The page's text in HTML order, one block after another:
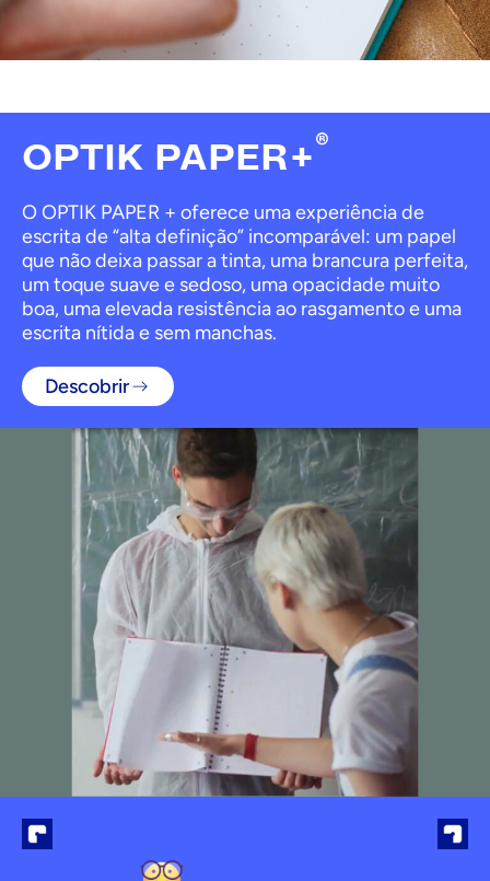
OPTIK PAPER+®
O OPTIK PAPER + oferece uma experiência de
escrita de “alta definição” incomparável: um papel
que não deixa passar a tinta, uma brancura perfeita,
um toque suave e sedoso, uma opacidade muito
boa, uma elevada resistência ao rasgamento e uma
escrita nítida e sem manchas.
Descobrir